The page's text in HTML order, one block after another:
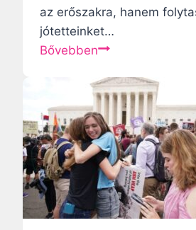
a
C
l
i
i
m
á
j
a
z
ü
e
l
r
ó
l
a
!
az erőszakra, hanem
jótetteinket…
BővebbenL
g
ü
n
k
m
i
n